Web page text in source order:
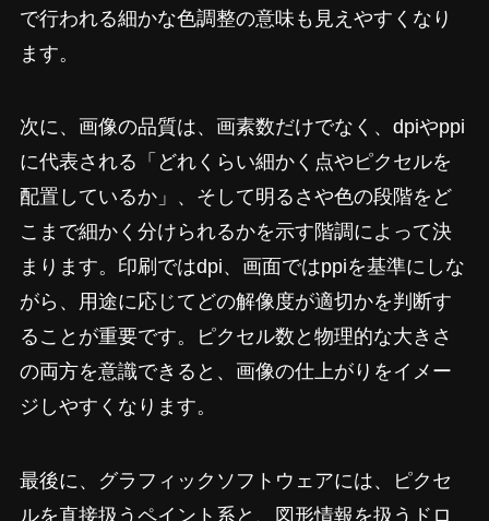
で行われる細かな色調整の意味も見えやすくなり
ます。
次に、画像の品質は、画素数だけでなく、dpiやppi
に代表される「どれくらい細かく点やピクセルを
配置しているか」、そして明るさや色の段階をど
こまで細かく分けられるかを示す階調によって決
まります。印刷ではdpi、画面ではppiを基準にしな
がら、用途に応じてどの解像度が適切かを判断す
ることが重要です。ピクセル数と物理的な大きさ
の両方を意識できると、画像の仕上がりをイメー
ジしやすくなります。
最後に、グラフィックソフトウェアには、ピクセ
ルを直接扱うペイント系と、図形情報を扱うドロ